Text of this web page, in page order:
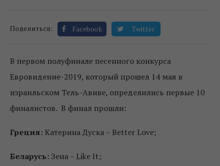
Поделиться: Facebook Twitter
В первом полуфинале песенного конкурса
Евровидение-2019, который прошел 14 мая в
израильском Тель-Авиве, определились первые 10
финалистов. В финал прошли:
Греция: Катерина Дуска – Better Love;
Беларусь:Зена – Like It;